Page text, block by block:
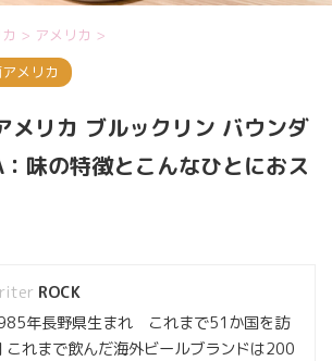
> アメリカ >
メリカ
メリカ ブルックリン バウンダ
味の特徴とこんなひとにおス
ROCK
年長野県生まれ これまで51か国を訪
これまで飲んだ海外ビールブランドは200